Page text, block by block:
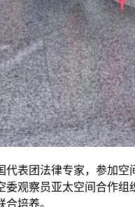
代表团法律专家，参加
委观察员亚太空间合作
培养。